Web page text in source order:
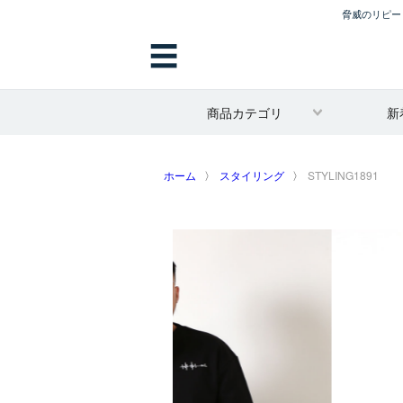
脅威のリピ
☰
商品カテゴリ
ホーム スタイリング STYLING1891